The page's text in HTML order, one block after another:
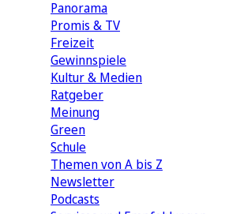
Panorama
Promis & TV
Freizeit
Gewinnspiele
Kultur & Medien
Ratgeber
Meinung
Green
Schule
Themen von A bis Z
Newsletter
Podcasts